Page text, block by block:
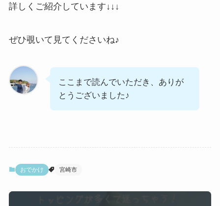
詳しくご紹介しています↓↓↓
ぜひ覗いて見てくださいね♪
ここまで読んでいただき、ありが
とうございました♪
おでかけ 宮崎市